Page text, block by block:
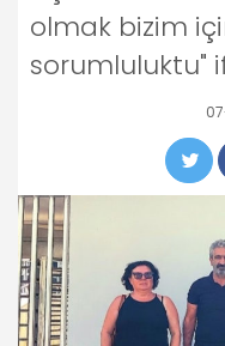
olmak bizim
sorumluluktu"